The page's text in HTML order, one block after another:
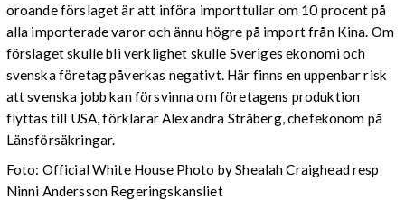
oroande förslaget är att införa importtullar om 10 procent på
alla importerade varor och ännu högre på import från Kina. Om
förslaget skulle bli verklighet skulle Sveriges ekonomi och
svenska företag påverkas negativt. Här finns en uppenbar risk
att svenska jobb kan försvinna om företagens produktion
flyttas till USA, förklarar Alexandra Stråberg, chefekonom på
Länsförsäkringar.
Foto: Official White House Photo by Shealah Craighead resp
Ninni Andersson Regeringskansliet